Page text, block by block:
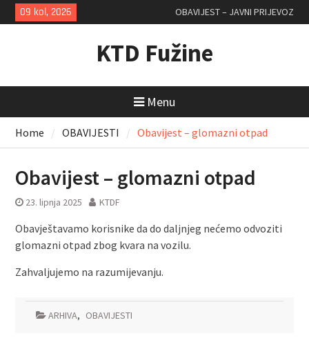
Skip
to
09 kol, 2026 OBAVIJEST – JAVNI PRIJEVOZ
KTD Fužine
Menu
Home OBAVIJESTI Obavijest – glomazni otpad
Obavijest – glomazni otpad
23. lipnja 2025 KTDF
Obavještavamo korisnike da do daljnjeg nećemo odvoziti
glomazni otpad zbog kvara na vozilu.
Zahvaljujemo na razumijevanju.
ARHIVA, OBAVIJESTI